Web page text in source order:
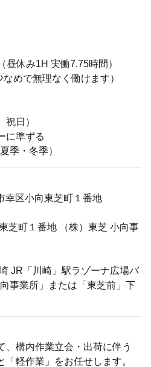
昼休み1H 実働7.75時間）
めで無理なく働けます）
日）
に準ずる
季・冬季）
幸区小向東芝町１番地
芝町１番地 （株）東芝 小向事
JR「川崎」駅ラゾーナ広場バ
事業所」または「東芝前」下
、構内作業立会・出荷に伴う
「軽作業」をお任せします。